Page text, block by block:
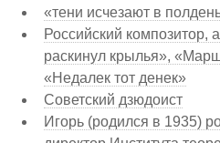
«тени исчезают в
Российский композитор,
раскинул крылья»,
«Недалек тот денек»
Советский дзюдоист
Игорь (родился в 1935)